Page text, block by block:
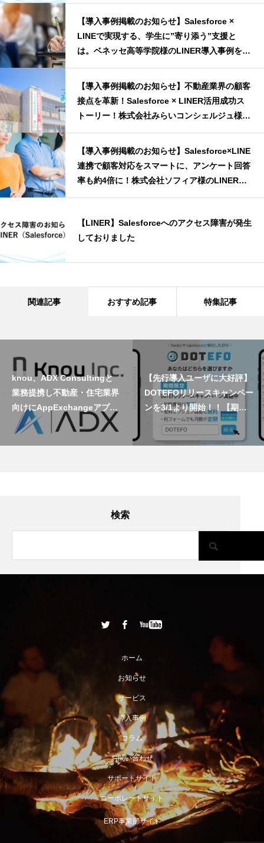
【導入事例掲載のお知らせ】Salesforce ×
LINEで実現する、学生に”寄り添う”支援と
は。ベネッセ高等学院様のLINER導入事例を公
【導入事例掲載のお知らせ】不動産業界の顧客
接点を革新！Salesforce × LINER活用成功ス
トーリー！株式会社みらいコンシェルジュ様の
【導入事例掲載のお知らせ】Salesforce×LINE
連携で顧客対応をスマートに、アンケート回答
率も約4倍に！株式会社ソフィア様のLINER導
【LINER】Salesforceへのアクセス障害が発生
しておりました
関連記事 おすすめ記事 特集記事
knou、ADX Consultingと
業務提携し不動産・住宅業界
向けにAppExchangeアプリ
ケーション提供を開始
【先行導入ユーザに大好評】
DOTEFOリリースキャンペー
ンを3/1より開始！！【期間
限定】
検索
ホーム
お知らせ
サービス
導入事例
コラム
お問い合わせ
サポートサイト
コーポレートサイト
ERP事業部サイト